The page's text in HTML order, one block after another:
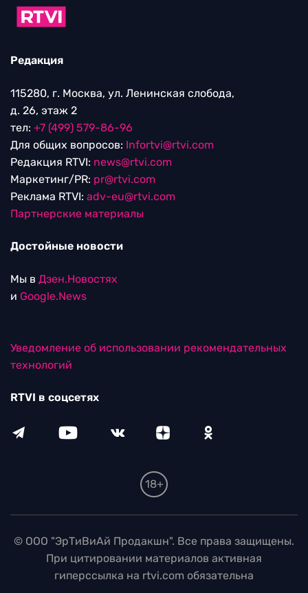
Редакция
115280, г. Москва, ул. Ленинская слобода,
д. 26, этаж 2
тел: +7 (499) 579-86-96
Для общих вопросов: Infortvi@rtvi.com
Редакция RTVI: news@rtvi.com
Маркетинг/PR: pr@rtvi.com
Реклама RTVI: adv-eu@rtvi.com
Партнерские материалы
Достойные новости
Мы в Дзен.Новостях
и Google.News
Уведомление об использовании рекомендательных
технологий
RTVI в соцсетях
18+
© ООО "ЭрТиВиАй Продакшн". Все права защищены.
При цитировании материалов активная
гиперссылка на rtvi.com обязательна